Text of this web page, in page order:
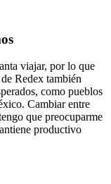
viajar, por lo que
Redex también
como pueblos
Cambiar entre
que preocuparme
productivo